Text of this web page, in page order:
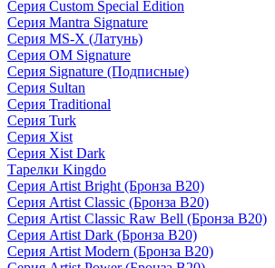
Серия Custom Special Edition
Серия Mantra Signature
Серия MS-X (Латунь)
Серия OM Signature
Серия Signature (Подписные)
Серия Sultan
Серия Traditional
Серия Turk
Серия Xist
Серия Xist Dark
Тарелки Kingdo
Серия Artist Bright (Бронза B20)
Серия Artist Classic (Бронза B20)
Серия Artist Classic Raw Bell (Бронза B20)
Серия Artist Dark (Бронза B20)
Серия Artist Modern (Бронза B20)